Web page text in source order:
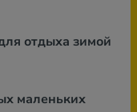
отдыха зимой
маленьких